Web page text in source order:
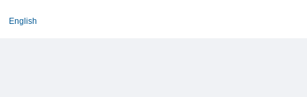
English